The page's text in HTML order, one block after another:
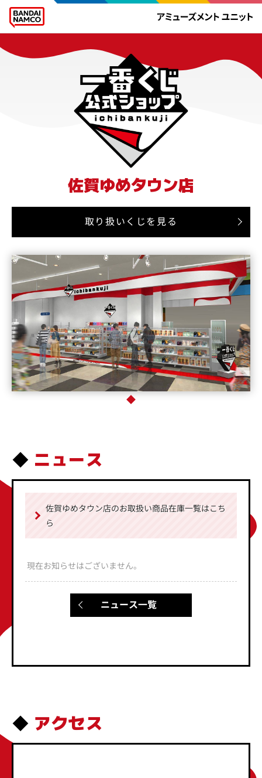
佐賀ゆめタウン店
取り扱いくじを見る
ニュース
佐賀ゆめタウン店のお取扱い商品在庫一覧はこち
ら
現在お知らせはございません。
ニュース一覧
アクセス